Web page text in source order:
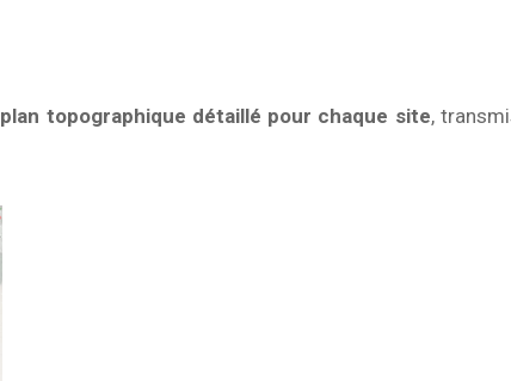
plan topographique détaillé pour chaque site,